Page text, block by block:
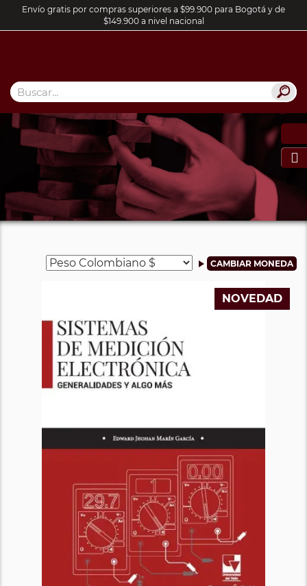
Envío gratis por compras superiores a $99.900 para Bogotá y de
$149.900 a nivel nacional

NOVEDAD